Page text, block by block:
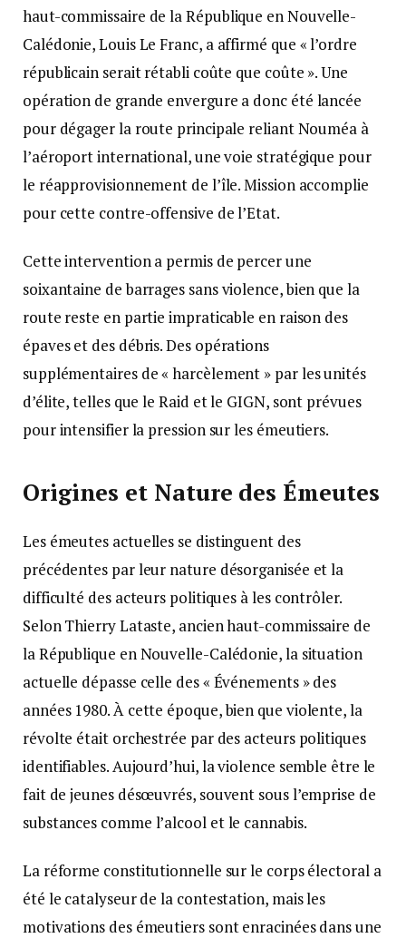
haut-commissaire de la République en Nouvelle-
Calédonie, Louis Le Franc, a affirmé que « l’ordre
républicain serait rétabli coûte que coûte ». Une
opération de grande envergure a donc été lancée
pour dégager la route principale reliant Nouméa à
l’aéroport international, une voie stratégique pour
le réapprovisionnement de l’île. Mission accomplie
pour cette contre-offensive de l’Etat.
Cette intervention a permis de percer une
soixantaine de barrages sans violence, bien que la
route reste en partie impraticable en raison des
épaves et des débris. Des opérations
supplémentaires de « harcèlement » par les unités
d’élite, telles que le Raid et le GIGN, sont prévues
pour intensifier la pression sur les émeutiers.
Origines et Nature des Émeutes
Les émeutes actuelles se distinguent des
précédentes par leur nature désorganisée et la
difficulté des acteurs politiques à les contrôler.
Selon Thierry Lataste, ancien haut-commissaire de
la République en Nouvelle-Calédonie, la situation
actuelle dépasse celle des « Événements » des
années 1980. À cette époque, bien que violente, la
révolte était orchestrée par des acteurs politiques
identifiables. Aujourd’hui, la violence semble être le
fait de jeunes désœuvrés, souvent sous l’emprise de
substances comme l’alcool et le cannabis.
La réforme constitutionnelle sur le corps électoral a
été le catalyseur de la contestation, mais les
motivations des émeutiers sont enracinées dans une